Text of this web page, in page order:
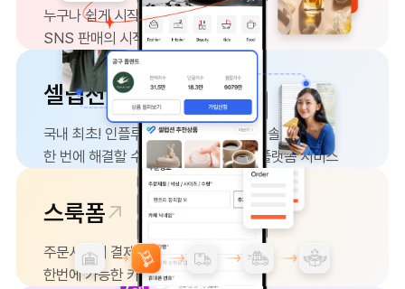
누구나 쉽게 시작할 수 있는
SNS 판매의 시작
셀럽션
국내 최초! 인플루언서 매칭과 판매관리 솔루션을
한 번에 해결할 수 있는 공동구매 판매 플랫폼 서비스
스룩폼
주문서에서 결제부터 정산 대금 지급까지
한번에 가능한 카페·블로그 주문서폼